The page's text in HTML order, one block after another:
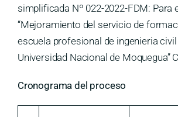
simplificada Nº 022-2022-FDM: Para
“Mejoramiento del servicio de
escuela profesional de ingenieria civil
Universidad Nacional de Moquegua”
Cronograma del proceso